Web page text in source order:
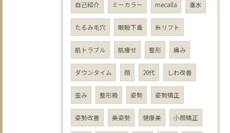
自己紹介 ミーカラー mecalla 垂水
たるみ毛穴 眼瞼下垂 糸リフト
肌トラブル 肌痩せ 整形 痛み
ダウンタイム 顔 20代 しわ改善
歪み 整形級 姿勢 姿勢矯正
姿勢改善 美姿勢 健康美 小顔矯正